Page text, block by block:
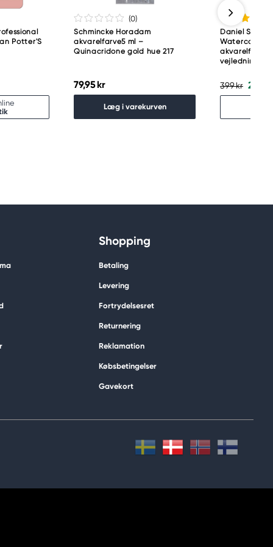
Potter'S
(0)
Schmincke Horadam
akvarelfarve5 ml –
Quinacridone gold hue 217
79,95 kr
Læg i varekurven
Daniel Smith
Watercolour
akvarelfarve,
vejledning
399 kr
Shopping
Betaling
Levering
Fortrydelsesret
Returnering
Reklamation
Købsbetingelser
Gavekort